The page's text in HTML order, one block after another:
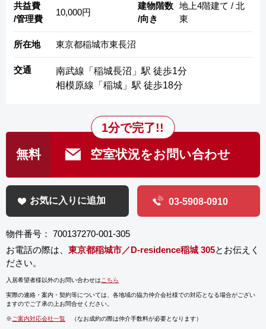
共益費
/管理費
10,000円
建物階数
/向き
地上4階建て / 北
東
所在地 東京都稲城市東長沼
交通
南武線「稲城長沼」駅 徒歩1分
相模原線「稲城」駅 徒歩18分
無料 空室状況をお問い合わせ
1分で完了!!
お気に入りに追加 03-5908-0910
物件番号： 700137270-001-305
お電話の際は、東京都稲城市／D-residence稲城 305とお伝えく
ださい。
入居希望者様以外のお問い合わせは こちら
実際の連絡・案内・契約等については、各地域の協力仲介会社様での対応となる場合がござい
ますのでご了承の上お問合せください。
※ ご案内対応会社一覧 （なお成約の際は仲介手数料が必要となります）